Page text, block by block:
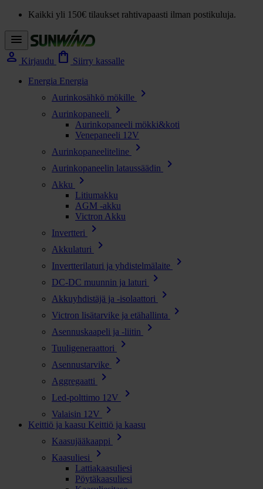
Kaikki yli 150€ tilaukset rahtivapaasti ilman postikuluja.
menu
person Kirjaudu shopping_bag Siirry kassalle
Energia Energia
Aurinkosähkö mökille
chevron_right
Aurinkopaneeli chevron_right
Aurinkopaneeli mökki&koti
Venepaneeli 12V
Aurinkopaneeliteline
chevron_right
Aurinkopaneelin lataussäädin chevron_right
Akku chevron_right
Litiumakku
AGM -akku
Victron Akku
Invertteri
chevron_right
Akkulaturi chevron_right
Invertterilaturi ja yhdistelmälaite chevron_right
DC-DC muunnin ja laturi chevron_right
Akkuyhdistäjä ja -isolaattori chevron_right
Victron lisätarvike ja etähallinta chevron_right
Asennuskaapeli ja -liitin chevron_right
Tuuligeneraattori chevron_right
Asennustarvike chevron_right
Aggregaatti chevron_right
Led-polttimo 12V chevron_right
Valaisin 12V chevron_right
Keittiö ja kaasu Keittiö ja kaasu
Kaasujääkaappi
chevron_right
Kaasuliesi chevron_right
Lattiakaasuliesi
Pöytäkaasuliesi